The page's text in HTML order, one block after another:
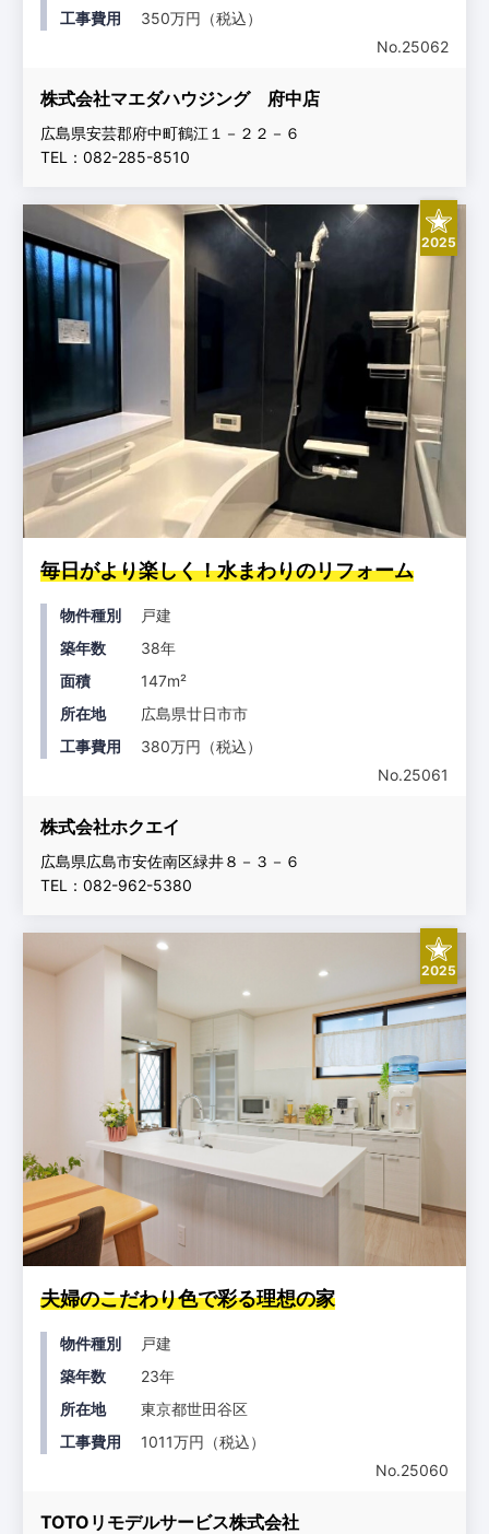
工事費用
350万円（税込）
No.25062
株式会社マエダハウジング 府中店
広島県安芸郡府中町鶴江１－２２－６
TEL：082-285-8510
2025
毎日がより楽しく！水まわりのリフォーム
物件種別
戸建
築年数
38年
面積
147m²
所在地
広島県廿日市市
工事費用
380万円（税込）
No.25061
株式会社ホクエイ
広島県広島市安佐南区緑井８－３－６
TEL：082-962-5380
2025
夫婦のこだわり色で彩る理想の家
物件種別
戸建
築年数
23年
所在地
東京都世田谷区
工事費用
1011万円（税込）
No.25060
TOTOリモデルサービス株式会社